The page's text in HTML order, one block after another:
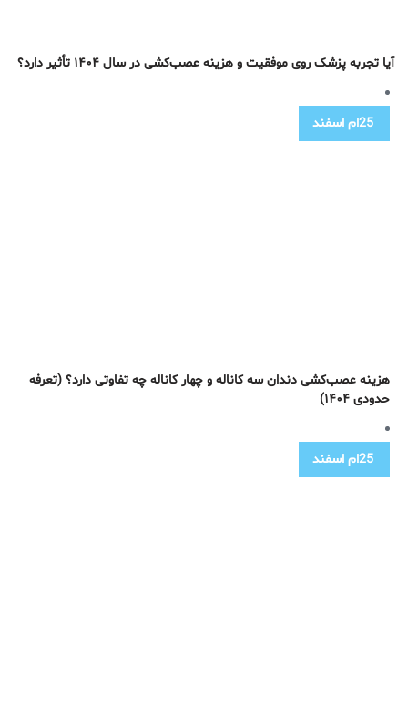
آیا تجربه پزشک روی موفقیت و هزینه عصب‌کشی در سال ۱۴۰۴ تأثیر دارد؟
25ام اسفند
هزینه عصب‌کشی دندان سه کاناله و چهار کاناله چه تفاوتی دارد؟ (تعرفه
حدودی ۱۴۰۴)
25ام اسفند